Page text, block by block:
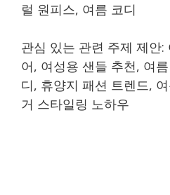
럴 원피스, 여름 코디
관심 있는 관련 주제 제안
어, 여성용 샌들 추천, 여
디, 휴양지 패션 트렌드,
거 스타일링 노하우